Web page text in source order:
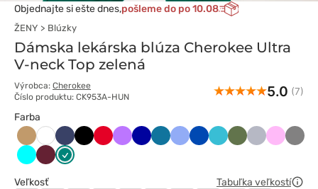
Objednajte si ešte dnes,pošleme do po 10.08
ŽENY Blúzky
Dámska lekárska blúza Cherokee Ultra
V-neck Top zelená
Výrobca: Cherokee
Číslo produktu: CK953A-HUN
5.0 (7)
Farba
Beżowy
Biały Ciemny
granat
CzarnyCzerwony
FioletowyGranatowy
KaraibskiKlasyczny
Królewski
MorskiOliwkowyPopielaty
Różowy
Szary
TurkusWiśniowy
Zielony
Veľkosť
Tabuľka veľkostí